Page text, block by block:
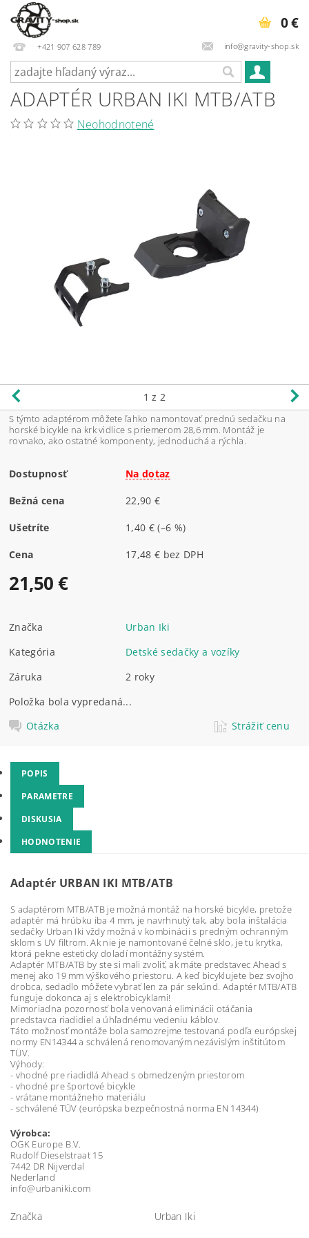
+421 907 628 789 info@gravity-shop.sk
0 €
ADAPTÉR URBAN IKI MTB/ATB
Neohodnotené
1 z 2
S týmto adaptérom môžete ľahko namontovať prednú sedačku na
horské bicykle na krk vidlice s priemerom 28,6 mm. Montáž je
rovnako, ako ostatné komponenty, jednoduchá a rýchla.
Dostupnosť Na dotaz
Bežná cena 22,90 €
Ušetríte 1,40 €(–6 %)
Cena 17,48 € bez DPH
21,50 €
Značka
Urban Iki
Kategória
Detské sedačky a vozíky
Záruka
2 roky
Položka bola vypredaná...
Otázka
Strážiť cenu
POPIS
PARAMETRE
DISKUSIA
HODNOTENIE
Adaptér URBAN IKI MTB/ATB
S adaptérom MTB/ATB je možná montáž na horské bicykle, pretože
adaptér má hrúbku iba 4 mm, je navrhnutý tak, aby bola inštalácia
sedačky Urban Iki vždy možná v kombinácii s predným ochranným
sklom s UV filtrom. Ak nie je namontované čelné sklo, je tu krytka,
ktorá pekne esteticky doladí montážny systém.
Adaptér MTB/ATB by ste si mali zvoliť, ak máte predstavec Ahead s
menej ako 19 mm výškového priestoru. A keď bicyklujete bez svojho
drobca, sedadlo môžete vybrať len za pár sekúnd. Adaptér MTB/ATB
funguje dokonca aj s elektrobicyklami!
Mimoriadna pozornosť bola venovaná eliminácii otáčania
predstavca riadidiel a úhľadnému vedeniu káblov.
Táto možnosť montáže bola samozrejme testovaná podľa európskej
normy EN14344 a schválená renomovaným nezávislým inštitútom
TÜV.
Výhody:
- vhodné pre riadidlá Ahead s obmedzeným priestorom
- vhodné pre športové bicykle
- vrátane montážneho materiálu
- schválené TÜV (európska bezpečnostná norma EN 14344)
Výrobca:
OGK Europe B.V.
Rudolf Dieselstraat 15
7442 DR Nijverdal
Nederland
info@urbaniki.com
Značka Urban Iki